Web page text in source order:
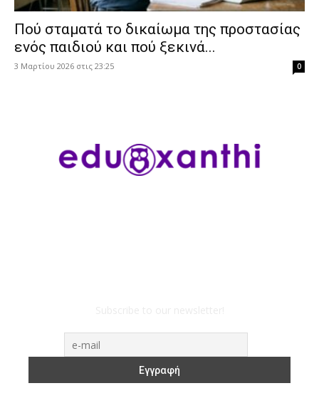
Πού σταματά το δικαίωμα της προστασίας
ενός παιδιού και πού ξεκινά...
3 Μαρτίου 2026 στις 23:25 0